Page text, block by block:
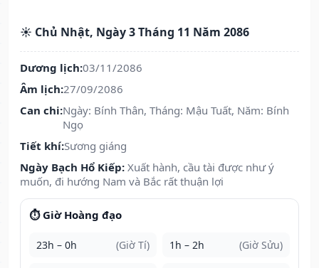
☀️ Chủ Nhật, Ngày 3 Tháng 11 Năm 2086
Dương lịch:03/11/2086
Âm lịch:27/09/2086
Can chi:Ngày: Bính Thân, Tháng: Mậu Tuất, Năm: Bính
Ngọ
Tiết khí:Sương giáng
Ngày Bạch Hổ Kiếp: Xuất hành, cầu tài được như ý
muốn, đi hướng Nam và Bắc rất thuận lợi
⏱️ Giờ Hoàng đạo
23h – 0h (Giờ Tí) 1h – 2h (Giờ Sửu)